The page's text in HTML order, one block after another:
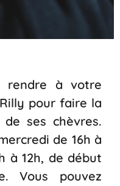
rendre à votre
pour faire la
ses chèvres.
de 16h à
à 12h, de début
Vous pouvez